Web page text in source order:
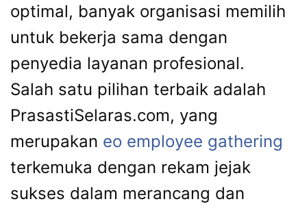
optimal, banyak organisasi memilih
untuk bekerja sama dengan
penyedia layanan profesional.
Salah satu pilihan terbaik adalah
PrasastiSelaras.com, yang
merupakan eo employee gathering
terkemuka dengan rekam jejak
sukses dalam merancang dan